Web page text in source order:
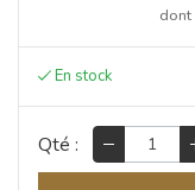
dont
Qté :